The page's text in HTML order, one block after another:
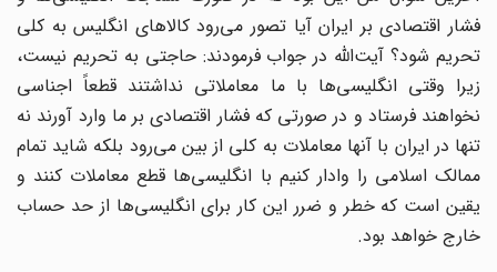
فشار اقتصادی بر ایران آیا تصور می‌رود کالاهای انگلیس به کلی
تحریم شود؟ آیت‌الله در جواب فرمودند: حاجتی به تحریم نیست،
زیرا وقتی انگلیسی‌ها با ما معاملاتی نداشتند قطعاً اجناسی
نخواهند فرستاد و در صورتی که فشار اقتصادی بر ما وارد آورند نه
تنها در ایران با آنها معاملات به کلی از بین می‌رود بلکه شاید تمام
ممالک اسلامی را وادار کنیم با انگلیسی‌ها قطع معاملات کنند و
یقین است که خطر و ضرر این کار برای انگلیسی‌ها از حد حساب
خارج خواهد بود.